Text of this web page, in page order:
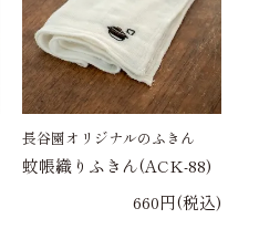
長谷園オリジナルのふきん
蚊帳織りふきん(ACK-88)
660円(税込)